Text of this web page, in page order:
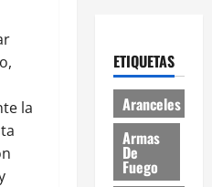
la
ETIQUETAS
Aranceles
Armas
De
Fuego